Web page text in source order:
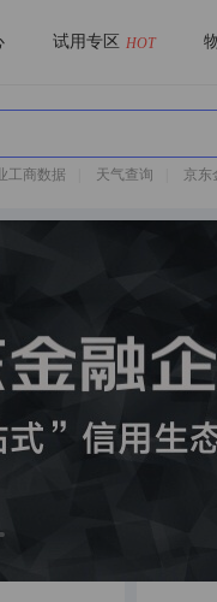
试用专区 HOT
工商数据 天气查询 京东